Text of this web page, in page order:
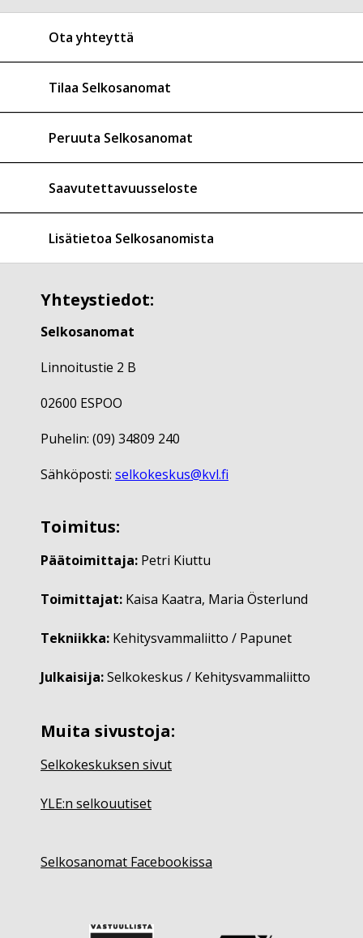
Ota yhteyttä
Tilaa Selkosanomat
Peruuta Selkosanomat
Saavutettavuusseloste
Lisätietoa Selkosanomista
Yhteystiedot:
Selkosanomat
Linnoitustie 2 B
02600 ESPOO
Puhelin: (09) 34809 240
Sähköposti: selkokeskus@kvl.fi
Toimitus:
Päätoimittaja: Petri Kiuttu
Toimittajat: Kaisa Kaatra, Maria Österlund
Tekniikka: Kehitysvammaliitto / Papunet
Julkaisija:Selkokeskus / Kehitysvammaliitto
Muita sivustoja:
Selkokeskuksen sivut
YLE:n selkouutiset
Selkosanomat Facebookissa